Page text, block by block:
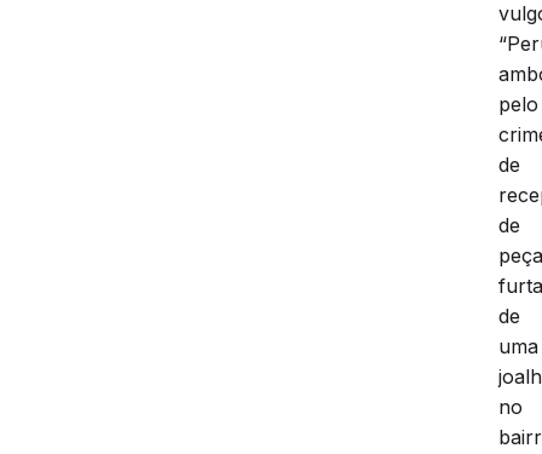
pelo
de
de
de
uma
no